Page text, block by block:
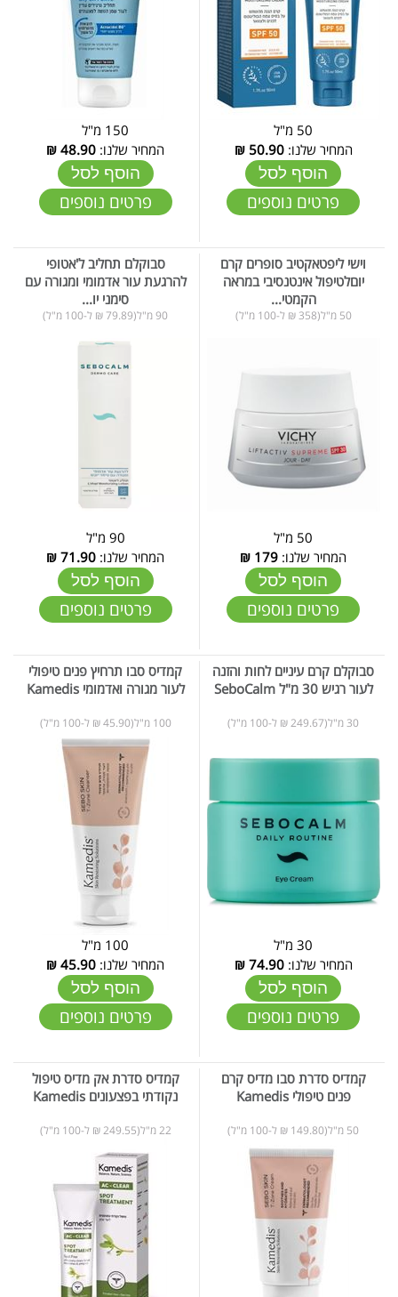
50 מ"ל
המחיר שלנו:50.90
₪
הוסף לסל
פרטים נוספים
150 מ"ל
המחיר שלנו: 48.90
₪
הוסף לסל
פרטים נוספים
וישי ליפטאקטיב סופרים קרם
יוםלטיפול אינטנסיבי במראה
הקמטי...
50 מ"ל(358 ₪ ל-100 מ"ל)
50 מ"ל
המחיר שלנו: 179
₪
הוסף לסל
פרטים נוספים
סבוקלם תחליב ל'אטופי
להרגעת עור אדמומי ומגורה עם
סימני יו...
90 מ"ל(79.89 ₪ ל-100 מ"ל)
90 מ"ל
המחיר שלנו: 71.90
₪
הוסף לסל
פרטים נוספים
סבוקלם קרם עיניים לחות והזנה
לעור רגיש 30 מ"ל SeboCalm
30 מ"ל(249.67 ₪ ל-100 מ"ל)
30 מ"ל
המחיר שלנו:74.90
₪
הוסף לסל
פרטים נוספים
קמדיס סבו תרחיץ פנים טיפולי
לעור מגורה ואדמומי Kamedis
100 מ"ל(45.90 ₪ ל-100 מ"ל)
100 מ"ל
המחיר שלנו: 45.90
₪
הוסף לסל
פרטים נוספים
קמדיס סדרת סבו מדיס קרם
פנים טיפולי Kamedis
50 מ"ל(149.80 ₪ ל-100 מ"ל)
קמדיס סדרת אק מדיס טיפול
נקודתי בפצעונים Kamedis
22 מ"ל(249.55 ₪ ל-100 מ"ל)